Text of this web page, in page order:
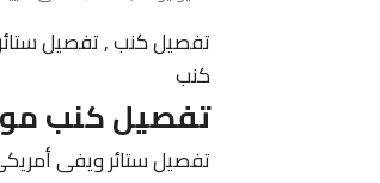
تفصيل كنب , تفصيل
كنب
تفصيل كنب
تفصيل ستائر ويفى